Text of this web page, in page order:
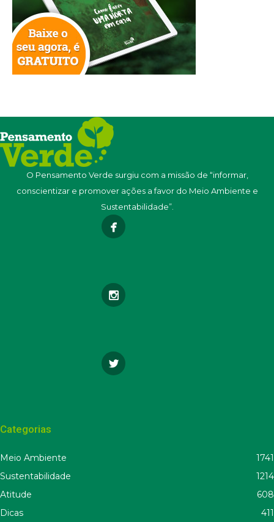
O Pensamento Verde surgiu com a missão de “informar,
conscientizar e promover ações a favor do Meio Ambiente e
Sustentabilidade”.
Categorias
Meio Ambiente
1741
Sustentabilidade
1214
Atitude
608
Dicas
411